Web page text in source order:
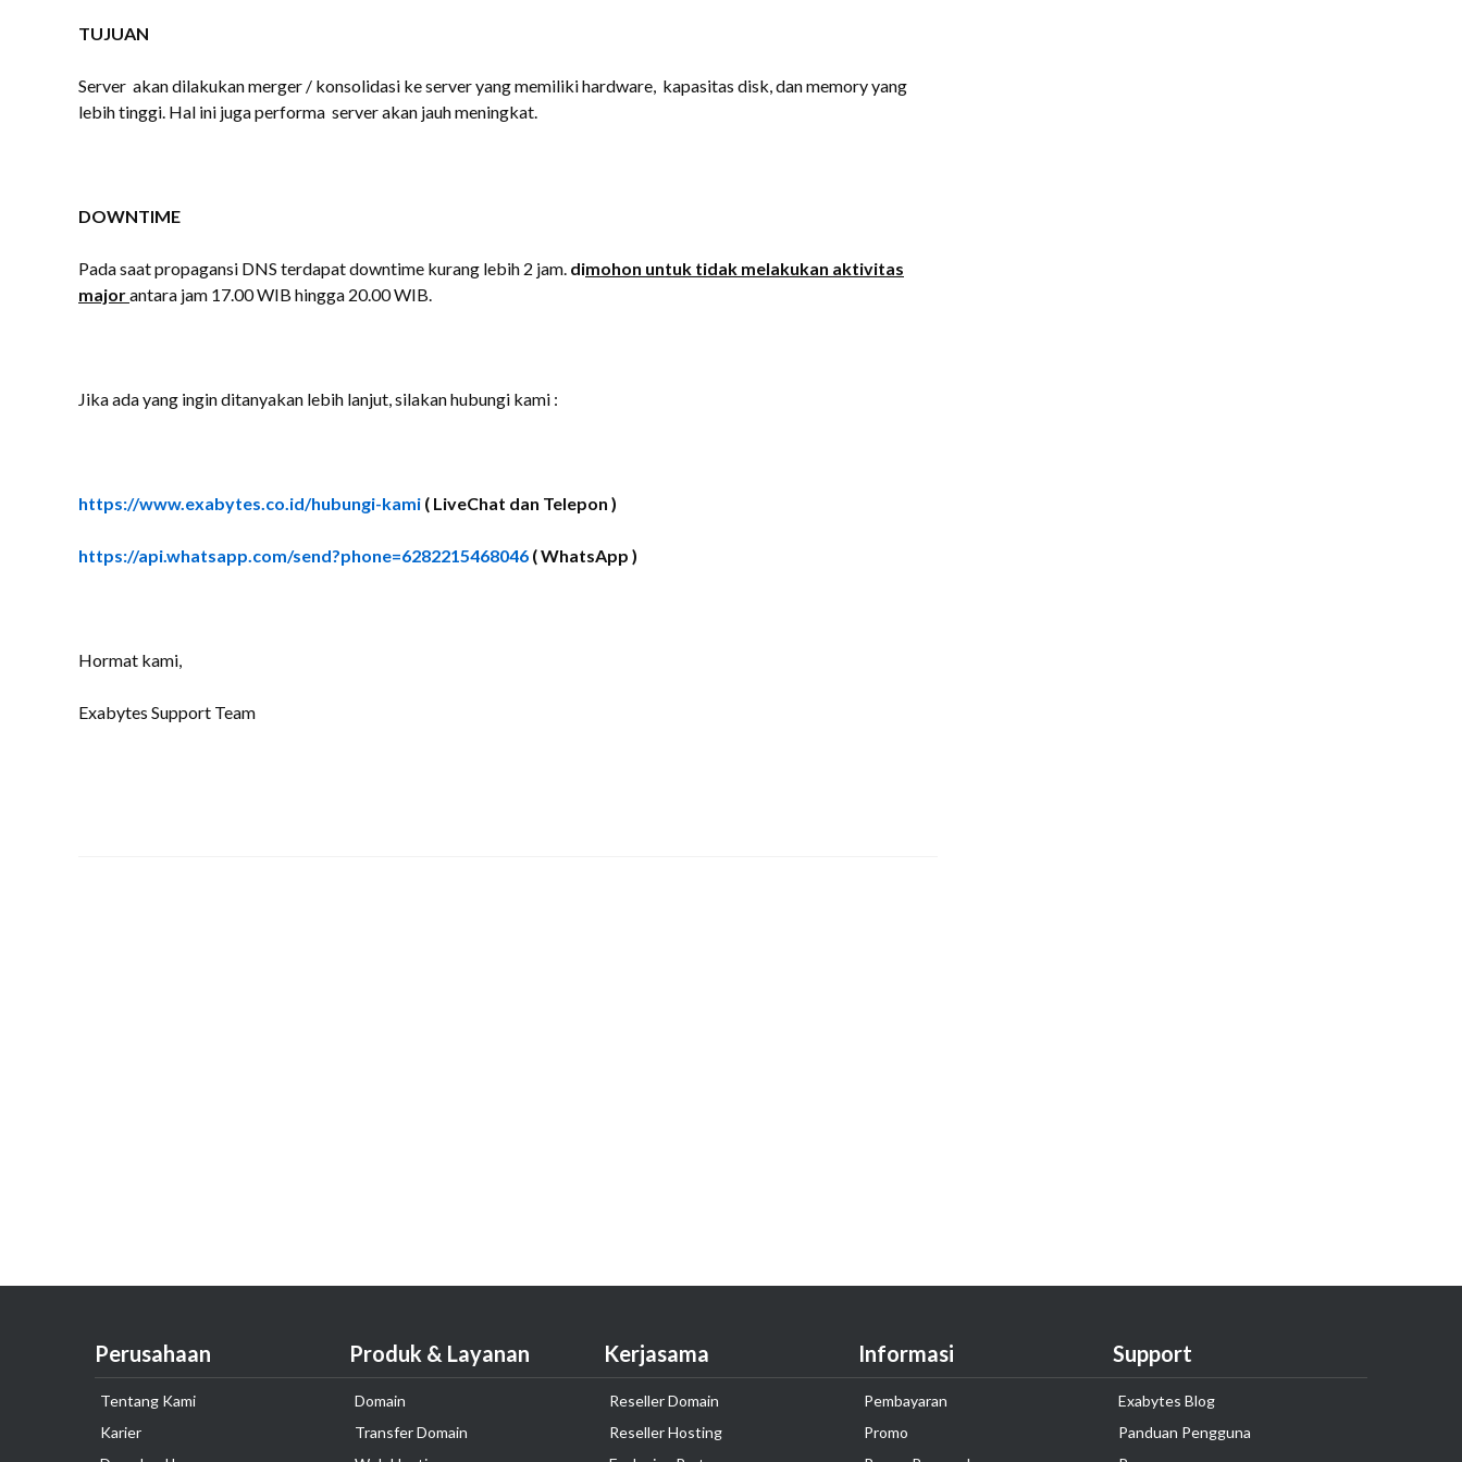
TUJUAN
Server akan dilakukan merger / konsolidasi ke server yang memiliki hardware, kapasitas disk, dan memory yang
lebih tinggi. Hal ini juga performa server akan jauh meningkat.
DOWNTIME
Pada saat propagansi DNS terdapat downtime kurang lebih 2 jam. dimohon untuk tidak melakukan aktivitas
majorantara jam 17.00 WIB hingga 20.00 WIB.
Jika ada yang ingin ditanyakan lebih lanjut, silakan hubungi kami :
https://www.exabytes.co.id/hubungi-kami ( LiveChat dan Telepon )
https://api.whatsapp.com/send?phone=6282215468046 ( WhatsApp )
Hormat kami,
Exabytes Support Team
Perusahaan
Tentang Kami
Karier
Produk & Layanan
Domain
Transfer Domain
Kerjasama
Reseller Domain
Reseller Hosting
Informasi
Pembayaran
Promo
Support
Exabytes Blog
Panduan Pengguna